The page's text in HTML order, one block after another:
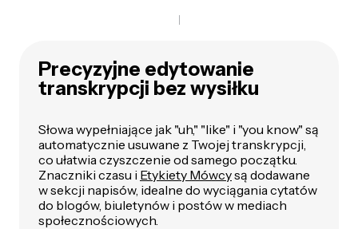
Precyzyjne edytowanie
transkrypcji bez wysiłku
Słowa wypełniające jak "uh," "like" i "you know" są
automatycznie usuwane z Twojej transkrypcji,
co ułatwia czyszczenie od samego początku.
Znaczniki czasu i Etykiety Mówcysą dodawane
w sekcji napisów, idealne do wyciągania cytatów
do blogów, biuletynów i postów w mediach
społecznościowych.